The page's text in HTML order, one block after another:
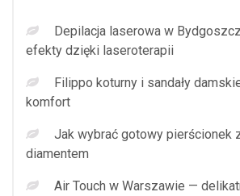
Depilacja laserowa w
efekty dzięki laseroterapii
Filippo koturny i sandały
komfort
Jak wybrać gotowy pierścionek
diamentem
Air Touch w Warszawie —